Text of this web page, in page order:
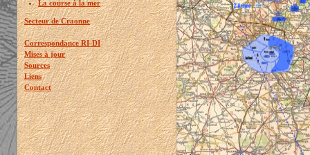
La course à la mer
Secteur de Craonne
Correspondance RI-DI
Mises à jour
Sources
Liens
Contact